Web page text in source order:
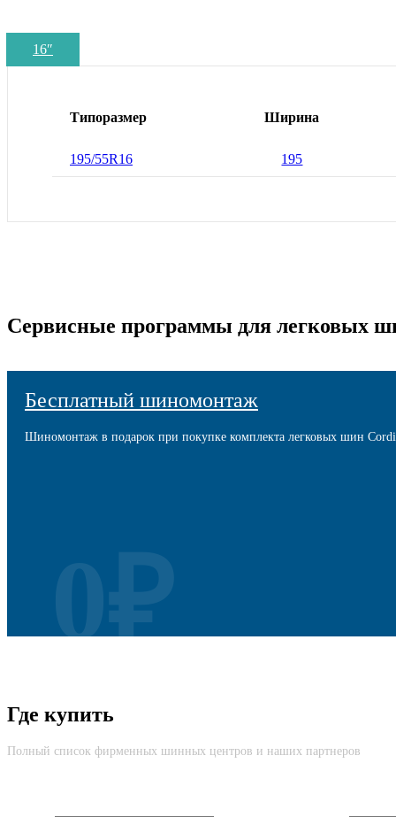
16″
Типоразмер Ширина
195/55R16 195
Сервисные программы для легковых
0₽
Бесплатный шиномонтаж
Шиномонтаж в подарок при покупке комплекта легковых шин
Где купить
Полный список фирменных шинных центров и наших партнеров